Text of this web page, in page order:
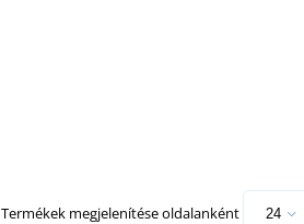
Termékek megjelenítése oldalanként